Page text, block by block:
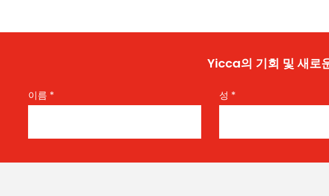
Yicca의 기회 및 새로
이름 * 성 *